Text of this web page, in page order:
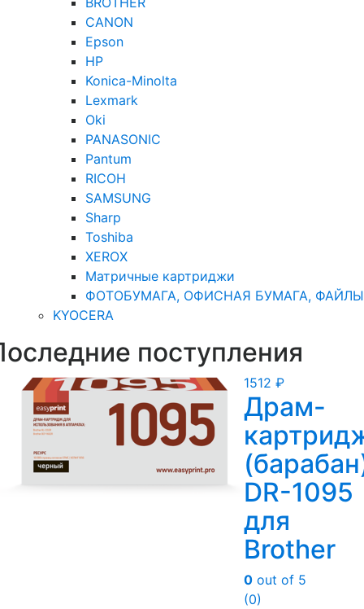
CANON
Epson
HP
Konica-Minolta
Lexmark
Oki
PANASONIC
Pantum
RICOH
SAMSUNG
Sharp
Toshiba
XEROX
Матричные картриджи
ФОТОБУМАГА, ОФИСНАЯ БУМАГА, ФАЙЛЫ
KYOCERA
поступления
1512 ₽
Драм-
DR-1095
для
Brother
0 out of 5
(0)